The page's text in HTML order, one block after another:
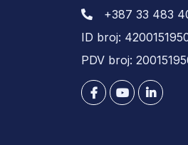
+387 33 483
ID broj:
PDV broj: